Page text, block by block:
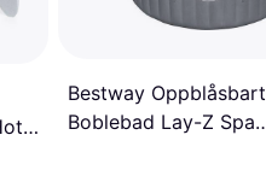
Bestway Oppblåsbart
Boblebad Lay-Z Spa